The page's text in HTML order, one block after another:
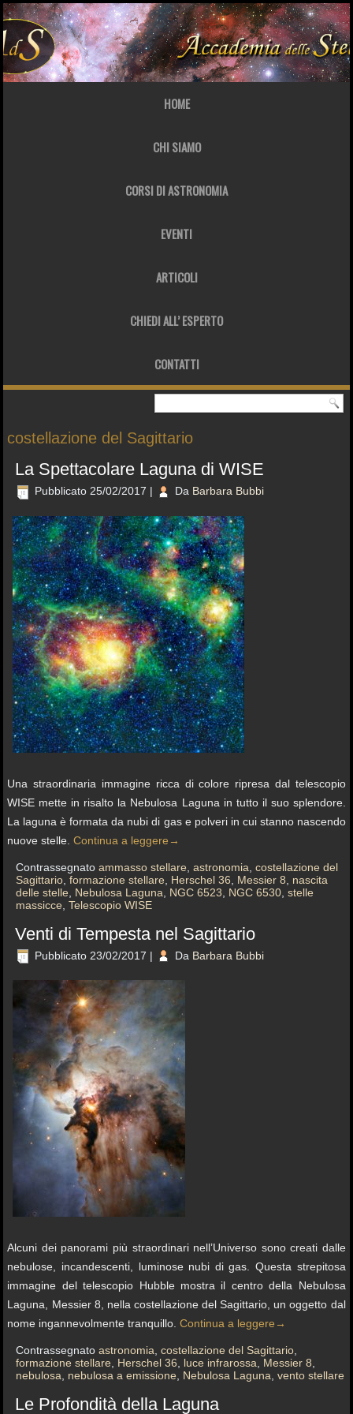
HOME
CHI SIAMO
CORSI DI ASTRONOMIA
EVENTI
ARTICOLI
CHIEDI ALL’ ESPERTO
CONTATTI
costellazione del Sagittario
La Spettacolare Laguna di WISE
Pubblicato 25/02/2017 | Da Barbara Bubbi
Una straordinaria immagine ricca di colore ripresa dal telescopio
WISE mette in risalto la Nebulosa Laguna in tutto il suo splendore.
La laguna è formata da nubi di gas e polveri in cui stanno nascendo
nuove stelle.Continua a leggere →
Contrassegnato ammasso stellare ,astronomia ,costellazione del
Sagittario ,formazione stellare Herschel 36 Messier 8
nascita
delle stelle
Nebulosa Laguna NGC 6523 NGC 6530 ,stelle
massicce ,Telescopio WISE
Venti di Tempesta nel Sagittario
Pubblicato 23/02/2017 | Da Barbara Bubbi
Alcuni dei panorami più straordinari nell’Universo sono creati dalle
nebulose, incandescenti, luminose nubi di gas. Questa strepitosa
immagine del telescopio Hubble mostra il centro della Nebulosa
Laguna, Messier 8, nella costellazione del Sagittario, un oggetto dal
nome ingannevolmente tranquillo.Continua a leggere →
Contrassegnato astronomia ,costellazione del Sagittario
formazione stellare
Herschel 36 luce infrarossa Messier 8
nebulosa
nebulosa a emissione Nebulosa Laguna ,vento stellare
Le Profondità della Laguna